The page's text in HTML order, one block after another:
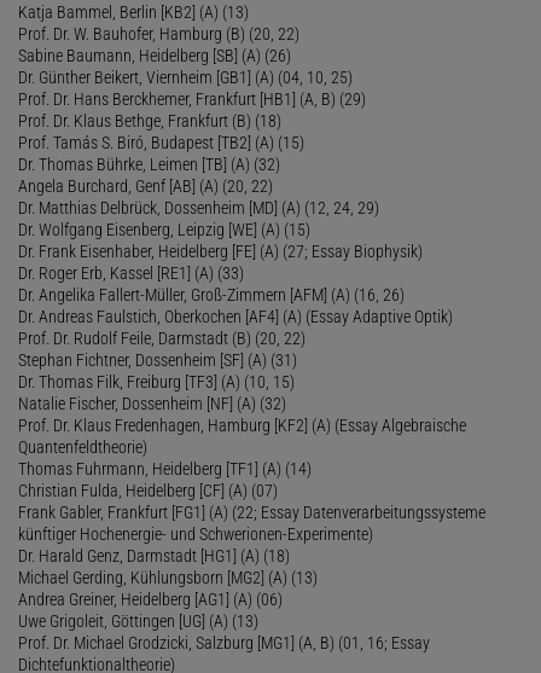
Katja Bammel, Berlin [KB2] (A) (13)
Prof. Dr. W. Bauhofer, Hamburg (B) (20, 22)
Sabine Baumann, Heidelberg [SB] (A) (26)
Dr. Günther Beikert, Viernheim [GB1] (A) (04, 10, 25)
Prof. Dr. Hans Berckhemer, Frankfurt [HB1] (A, B) (29)
Prof. Dr. Klaus Bethge, Frankfurt (B) (18)
Prof. Tamás S. Biró, Budapest [TB2] (A) (15)
Dr. Thomas Bührke, Leimen [TB] (A) (32)
Angela Burchard, Genf [AB] (A) (20, 22)
Dr. Matthias Delbrück, Dossenheim [MD] (A) (12, 24, 29)
Dr. Wolfgang Eisenberg, Leipzig [WE] (A) (15)
Dr. Frank Eisenhaber, Heidelberg [FE] (A) (27; Essay Biophysik)
Dr. Roger Erb, Kassel [RE1] (A) (33)
Dr. Angelika Fallert-Müller, Groß-Zimmern [AFM] (A) (16, 26)
Dr. Andreas Faulstich, Oberkochen [AF4] (A) (Essay Adaptive Optik)
Prof. Dr. Rudolf Feile, Darmstadt (B) (20, 22)
Stephan Fichtner, Dossenheim [SF] (A) (31)
Dr. Thomas Filk, Freiburg [TF3] (A) (10, 15)
Natalie Fischer, Dossenheim [NF] (A) (32)
Prof. Dr. Klaus Fredenhagen, Hamburg [KF2] (A) (Essay Algebraische
Quantenfeldtheorie)
Thomas Fuhrmann, Heidelberg [TF1] (A) (14)
Christian Fulda, Heidelberg [CF] (A) (07)
Frank Gabler, Frankfurt [FG1] (A) (22; Essay Datenverarbeitungssysteme
künftiger Hochenergie- und Schwerionen-Experimente)
Dr. Harald Genz, Darmstadt [HG1] (A) (18)
Michael Gerding, Kühlungsborn [MG2] (A) (13)
Andrea Greiner, Heidelberg [AG1] (A) (06)
Uwe Grigoleit, Göttingen [UG] (A) (13)
Prof. Dr. Michael Grodzicki, Salzburg [MG1] (A, B) (01, 16; Essay
Dichtefunktionaltheorie)